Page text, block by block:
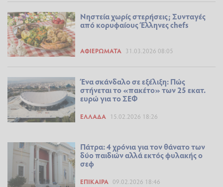
Νηστεία χωρίς στερήσεις; Συνταγές
από κορυφαίους Έλληνες chefs
ΑΦΙΕΡΏΜΑΤΑ 31.03.2026 08:05
Ένα σκάνδαλο σε εξέλιξη: Πώς
στήνεται το «πακέτο» των 25 εκατ.
ευρώ για το ΣΕΦ
ΕΛΛΆΔΑ 15.02.2026 18:26
Πάτρα: 4 χρόνια για τον θάνατο των
δύο παιδιών αλλά εκτός φυλακής ο
σεφ
ΕΠΊΚΑΙΡΑ 09.02.2026 18:46